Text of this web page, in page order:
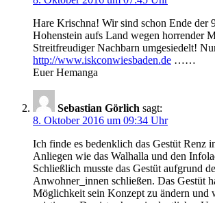
Hare Krischna! Wir sind schon Ende der
Hohenstein aufs Land wegen horrender
Streitfreudiger Nachbarn umgesiedelt!
http://www.iskconwiesbaden.de ……
Euer Hemanga
Sebastian Görlich sagt:
8. Oktober 2016 um 09:34 Uhr
Ich finde es bedenklich das Gestüt Renz
Anliegen wie das Walhalla und den
Schließlich musste das Gestüt aufgrund
Anwohner_innen schließen. Das Gestüt
Möglichkeit sein Konzept zu ändern und